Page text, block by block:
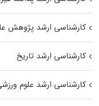
کارشناسی ارشد پژوهش
کارشناسی ارشد تاریخ
کارشناسی ارشد علوم